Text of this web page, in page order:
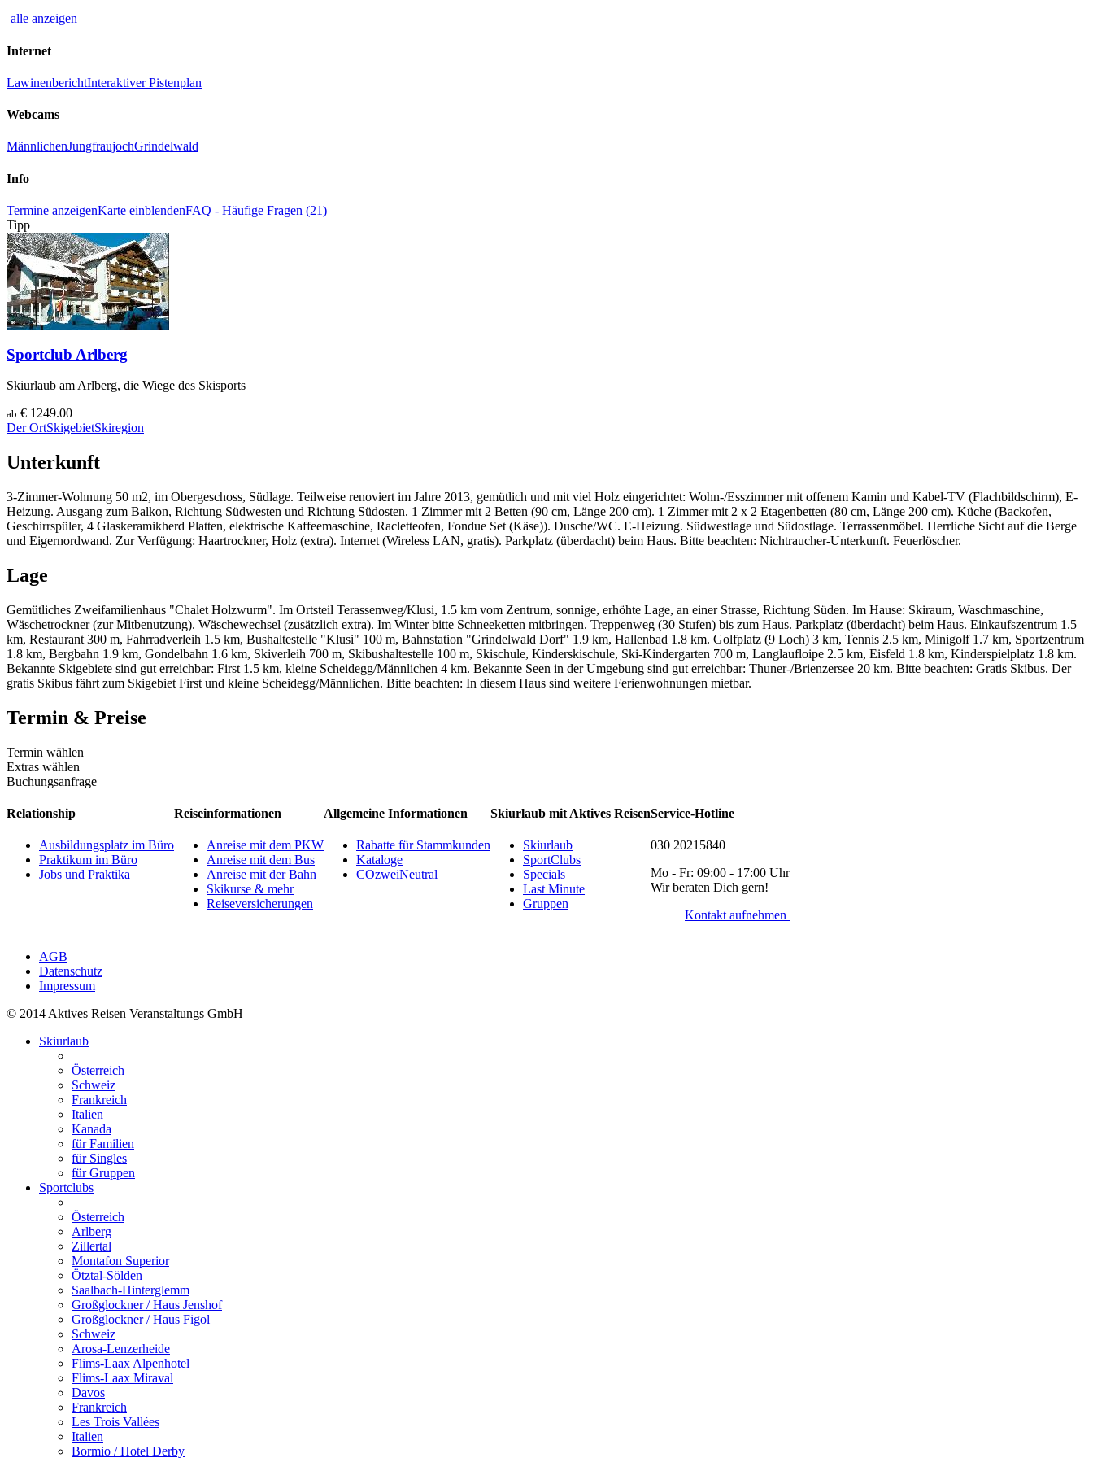
alle anzeigen
Internet
LawinenberichtInteraktiver Pistenplan
Webcams
MännlichenJungfraujochGrindelwald
Info
Termine anzeigenKarte einblendenFAQ - Häufige Fragen (21)
Tipp
Sportclub Arlberg
Skiurlaub am Arlberg, die Wiege des Skisports
ab € 1249.00
Der OrtSkigebietSkiregion
Unterkunft
3-Zimmer-Wohnung 50 m2, im Obergeschoss, Südlage. Teilweise renoviert im Jahre 2013, gemütlich und mit viel Holz eingerichtet: Wohn-/Esszimmer mit offenem Kamin und Kabel-TV (Flachbildschirm), E-
Heizung. Ausgang zum Balkon, Richtung Südwesten und Richtung Südosten. 1 Zimmer mit 2 Betten (90 cm, Länge 200 cm). 1 Zimmer mit 2 x 2 Etagenbetten (80 cm, Länge 200 cm). Küche (Backofen,
Geschirrspüler, 4 Glaskeramikherd Platten, elektrische Kaffeemaschine, Racletteofen, Fondue Set (Käse)). Dusche/WC. E-Heizung. Südwestlage und Südostlage. Terrassenmöbel. Herrliche Sicht auf die Berge
und Eigernordwand. Zur Verfügung: Haartrockner, Holz (extra). Internet (Wireless LAN, gratis). Parkplatz (überdacht) beim Haus. Bitte beachten: Nichtraucher-Unterkunft. Feuerlöscher.
Lage
Gemütliches Zweifamilienhaus "Chalet Holzwurm". Im Ortsteil Terassenweg/Klusi, 1.5 km vom Zentrum, sonnige, erhöhte Lage, an einer Strasse, Richtung Süden. Im Hause: Skiraum, Waschmaschine,
Wäschetrockner (zur Mitbenutzung). Wäschewechsel (zusätzlich extra). Im Winter bitte Schneeketten mitbringen. Treppenweg (30 Stufen) bis zum Haus. Parkplatz (überdacht) beim Haus. Einkaufszentrum 1.5
km, Restaurant 300 m, Fahrradverleih 1.5 km, Bushaltestelle "Klusi" 100 m, Bahnstation "Grindelwald Dorf" 1.9 km, Hallenbad 1.8 km. Golfplatz (9 Loch) 3 km, Tennis 2.5 km, Minigolf 1.7 km, Sportzentrum
1.8 km, Bergbahn 1.9 km, Gondelbahn 1.6 km, Skiverleih 700 m, Skibushaltestelle 100 m, Skischule, Kinderskischule, Ski-Kindergarten 700 m, Langlaufloipe 2.5 km, Eisfeld 1.8 km, Kinderspielplatz 1.8 km.
Bekannte Skigebiete sind gut erreichbar: First 1.5 km, kleine Scheidegg/Männlichen 4 km. Bekannte Seen in der Umgebung sind gut erreichbar: Thuner-/Brienzersee 20 km. Bitte beachten: Gratis Skibus. Der
gratis Skibus fährt zum Skigebiet First und kleine Scheidegg/Männlichen. Bitte beachten: In diesem Haus sind weitere Ferienwohnungen mietbar.
Termin & Preise
Termin wählen
Extras wählen
Buchungsanfrage
Relationship
Ausbildungsplatz im Büro
Praktikum im Büro
Jobs und Praktika
Reiseinformationen
Anreise mit dem PKW
Anreise mit dem Bus
Anreise mit der Bahn
Skikurse & mehr
Reiseversicherungen
Allgemeine Informationen
Rabatte für Stammkunden
Kataloge
COzweiNeutral
Skiurlaub mit Aktives Reisen
Skiurlaub
SportClubs
Specials
Last Minute
Gruppen
Service-Hotline
030 20215840
Mo - Fr: 09:00 - 17:00 Uhr
Wir beraten Dich gern!
Kontakt aufnehmen
AGB
Datenschutz
Impressum
© 2014 Aktives Reisen Veranstaltungs GmbH
Skiurlaub
Österreich
Schweiz
Frankreich
Italien
Kanada
für Familien
für Singles
für Gruppen
Sportclubs
Österreich
Arlberg
Zillertal
Montafon Superior
Ötztal-Sölden
Saalbach-Hinterglemm
Großglockner / Haus Jenshof
Großglockner / Haus Figol
Schweiz
Arosa-Lenzerheide
Flims-Laax Alpenhotel
Flims-Laax Miraval
Davos
Frankreich
Les Trois Vallées
Italien
Bormio / Hotel Derby